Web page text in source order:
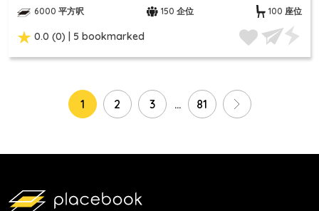
6000 平方呎 150 企位 100 座位
0.0 (0) | 5 bookmarked
1 2 3 81